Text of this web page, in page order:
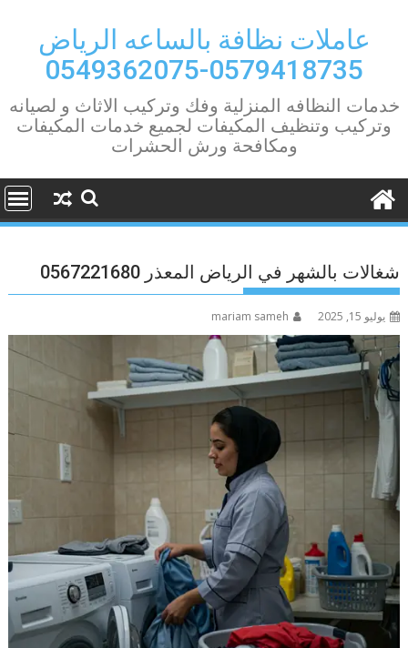
contentعاملات نظافة بالساعه الرياض
0579418735-0549362075
خدمات النظافه المنزلية وفك وتركيب الاثاث و لصيانه
وتركيب وتنظيف المكيفات لجميع خدمات المكيفات
ومكافحة ورش الحشرات
شغالات بالشهر في الرياض المعذر 0567221680
يوليو 15, 2025 mariam sameh